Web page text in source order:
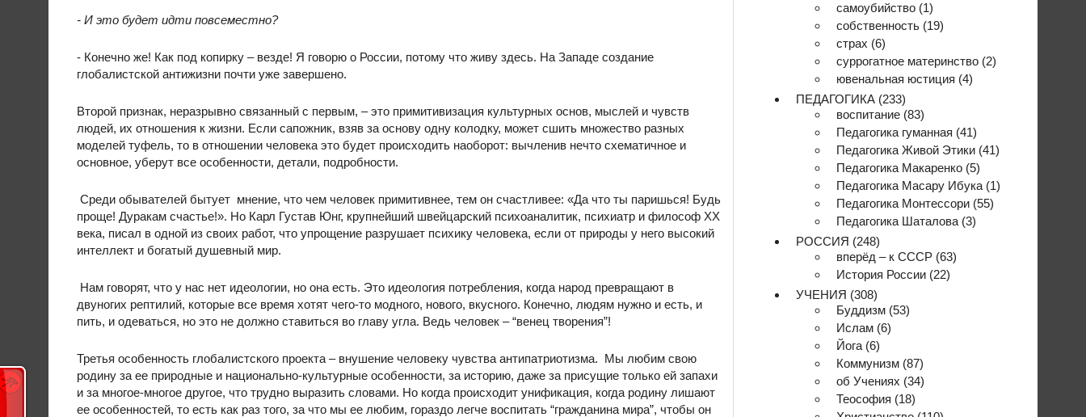
- И это будет идти повсеместно?
- Конечно же! Как под копирку – везде! Я говорю о России, потому что живу здесь. На Западе создание
глобалистской антижизни почти уже завершено.
Второй признак, неразрывно связанный с первым, – это примитивизация культурных основ, мыслей и чувств
людей, их отношения к жизни. Если сапожник, взяв за основу одну колодку, может сшить множество разных
моделей туфель, то в отношении человека это будет происходить наоборот: вычленив нечто схематичное и
основное, уберут все особенности, детали, подробности.
Среди обывателей бытует мнение, что чем человек примитивнее, тем он счастливее: «Да что ты паришься! Будь
проще! Дуракам счастье!». Но Карл Густав Юнг, крупнейший швейцарский психоаналитик, психиатр и философ ХХ
века, писал в одной из своих работ, что упрощение разрушает психику человека, если от природы у него высокий
интеллект и богатый душевный мир.
Нам говорят, что у нас нет идеологии, но она есть. Это идеология потребления, когда народ превращают в
двуногих рептилий, которые все время хотят чего-то модного, нового, вкусного. Конечно, людям нужно и есть, и
пить, и одеваться, но это не должно ставиться во главу угла. Ведь человек – “венец творения”!
Третья особенность глобалистского проекта – внушение человеку чувства антипатриотизма. Мы любим свою
родину за ее природные и национально-культурные особенности, за историю, даже за присущие только ей запахи
и за многое-многое другое, что трудно выразить словами. Но когда происходит унификация, когда родину лишают
ее особенностей, то есть как раз того, за что мы ее любим, гораздо легче воспитать “гражданина мира”, чтобы он
самоубийство (1)
собственность (19)
страх (6)
суррогатное материнство (2)
ювенальная юстиция (4)
ПЕДАГОГИКА (233)
воспитание (83)
Педагогика гуманная (41)
Педагогика Живой Этики (41)
Педагогика Макаренко (5)
Педагогика Масару Ибука (1)
Педагогика Монтессори (55)
Педагогика Шаталова (3)
РОССИЯ (248)
вперёд – к СССР (63)
История России (22)
УЧЕНИЯ (308)
Буддизм (53)
Ислам (6)
Йога (6)
Коммунизм (87)
об Учениях (34)
Теософия (18)